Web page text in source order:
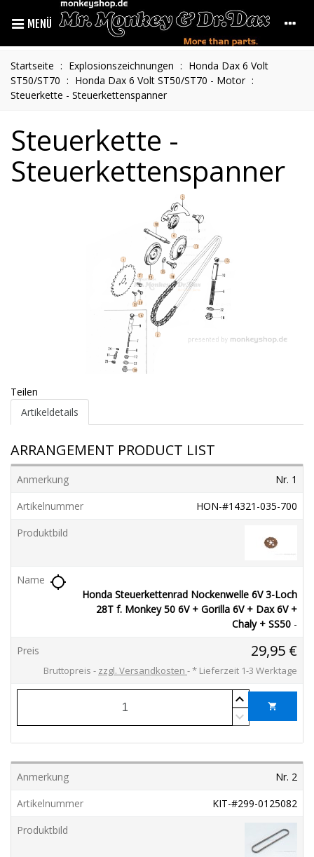
MENÜ
Startseite : Explosionszeichnungen : Honda Dax 6 Volt
ST50/ST70 : Honda Dax 6 Volt ST50/ST70 - Motor :
Steuerkette - Steuerkettenspanner
Steuerkette -
Steuerkettenspanner
Teilen
Artikeldetails
ARRANGEMENT PRODUCT LIST
Nr. 1
HON-#14321-035-700
Honda Steuerkettenrad Nockenwelle 6V 3-Loch
28T f. Monkey 50 6V + Gorilla 6V + Dax 6V +
Chaly + SS50 -
location_searching
29,95 €
Bruttopreis zzgl. Versandkosten * Lieferzeit 1-3 Werktage
shopping_cart
Nr. 2
KIT-#299-0125082